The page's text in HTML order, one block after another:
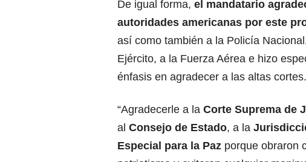
De igual forma, el mandatario
autoridades americanas por este
así como también a la Policía
Ejército, a la Fuerza Aérea e hizo
énfasis en agradecer a las altas cortes.
“Agradecerle a la Corte Suprema de
al Consejo de Estado, a la
Especial para la Paz porque obraron